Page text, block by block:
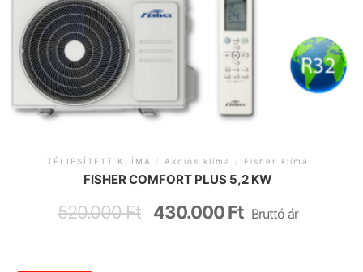
TÉLIESÍTETT KLÍMA / Akciós klíma / Fisher klíma
FISHER COMFORT PLUS 5,2 KW
520.000Ft 430.000Ft Bruttó ár